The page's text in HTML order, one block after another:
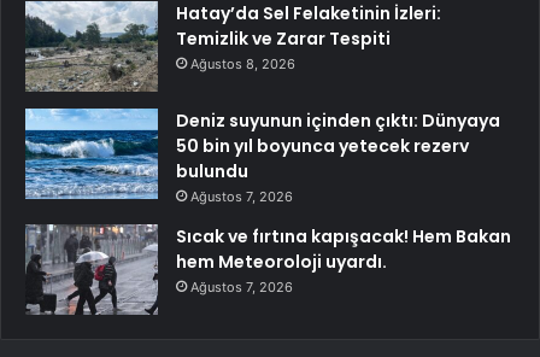
Hatay’da Sel Felaketinin İzleri:
Temizlik ve Zarar Tespiti
Ağustos 8, 2026
Deniz suyunun içinden çıktı: Dünyaya
50 bin yıl boyunca yetecek rezerv
bulundu
Ağustos 7, 2026
Sıcak ve fırtına kapışacak! Hem Bakan
hem Meteoroloji uyardı.
Ağustos 7, 2026